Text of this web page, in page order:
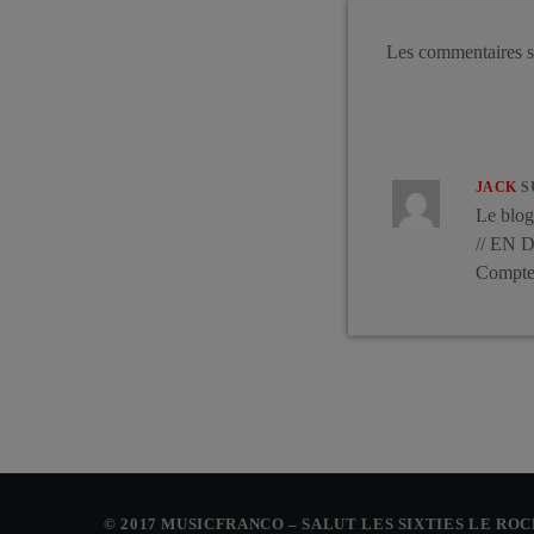
Les commentaires
JACK
Le
// EN
© 2017 MUSICFRANCO – SALUT LES SIXTIES LE